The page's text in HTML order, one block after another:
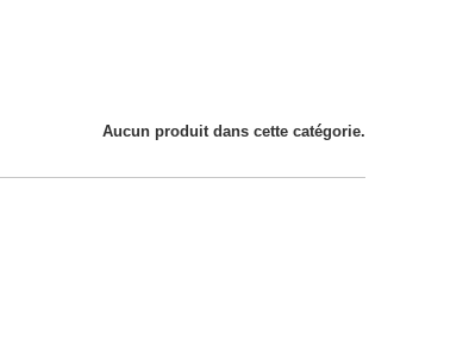
Aucun produit dans cette catégorie.